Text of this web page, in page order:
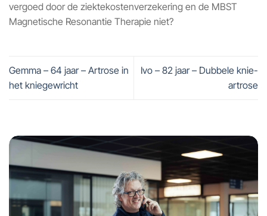
vergoed door de ziektekostenverzekering en de MBST
Magnetische Resonantie Therapie niet?
Gemma – 64 jaar – Artrose in
het kniegewricht
Ivo – 82 jaar – Dubbele knie-
artrose